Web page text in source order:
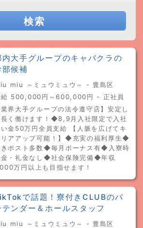
検索
内大手グループのキャバクラの
部候補
miu ～ミュウミュウ～ - 豊島区
給 500,000円～600,000円 - 正社員
業界大手グループの法令遵守店】安定し
く働けます！◆8,9月入社限定で入社
金50万円全員支給 【人脈を広げてキ
リアアップ可能！】◆充実の福利厚生◆
きポスト多数◆毎月ボーナス有◆入寮時
金・礼金なし◆社会保険完備◆年収
万円以上も目指せます！
で話題！寮付きCLUBのバ
テンダー＆ホールスタッフ
miu ～ミュウミュウ～ - 豊島区